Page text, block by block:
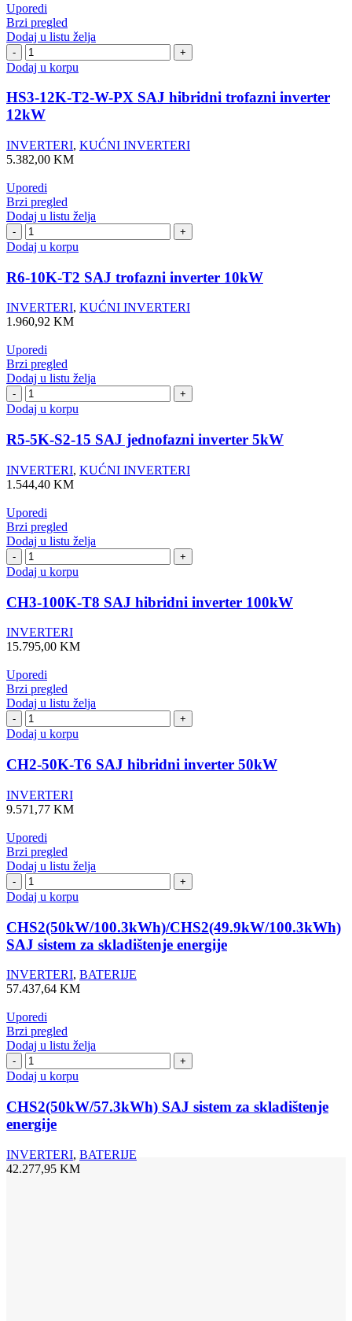
količina
Uporedi
Brzi pregled
Dodaj u listu želja
HS3-
12K-
T2-
W-
PX
SAJ
trofazni
inverter
količina
Dodaj u korpu
HS3-12K-T2-W-PX SAJ hibridni trofazni inverter
12kW
INVERTERI, KUĆNI INVERTERI
5.382,00 KM
Uporedi
Brzi pregled
Dodaj u listu želja
R6-
10K-
T2
SAJ
trofazni
inverter
10kW
količina
Dodaj u korpu
R6-10K-T2 SAJ trofazni inverter 10kW
INVERTERI, KUĆNI INVERTERI
1.960,92 KM
Uporedi
Brzi pregled
Dodaj u listu želja
R5-
5K-
15
SAJ
jednofazni
inverter
5kW
količina
Dodaj u korpu
R5-5K-S2-15 SAJ jednofazni inverter 5kW
INVERTERI, KUĆNI INVERTERI
1.544,40 KM
Uporedi
Brzi pregled
Dodaj u listu želja
CH3-
100K-
T8
SAJ
hibridni
inverter
100kW
količina
Dodaj u korpu
CH3-100K-T8 SAJ hibridni inverter 100kW
INVERTERI
15.795,00 KM
Uporedi
Brzi pregled
Dodaj u listu želja
CH2-
50K-
T6
SAJ
hibridni
50kW
količina
Dodaj u korpu
CH2-50K-T6 SAJ hibridni inverter 50kW
INVERTERI
9.571,77 KM
Uporedi
Brzi pregled
Dodaj u listu želja
CHS2(50kW/100.3kWh)/CHS2(49.9kW/100.3kWh)
SAJ
sistem
za
skladištenje
energije
Dodaj u korpu
CHS2(50kW/100.3kWh)/CHS2(49.9kW/100.3kWh)
SAJ sistem za skladištenje energije
INVERTERI, BATERIJE
57.437,64 KM
Uporedi
Brzi pregled
Dodaj u listu želja
CHS2(50kW/57.3kWh)
SAJ
sistem
za
skladištenje
energije
Dodaj u korpu
CHS2(50kW/57.3kWh) SAJ sistem za skladištenje
energije
INVERTERI, BATERIJE
42.277,95 KM